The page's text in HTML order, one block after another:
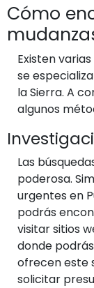
Cómo
Existen
se
la Sierra. A
algunos
Las
poderosa.
urgentes en
podrás
visitar sitios
donde
ofrecen este
solicitar